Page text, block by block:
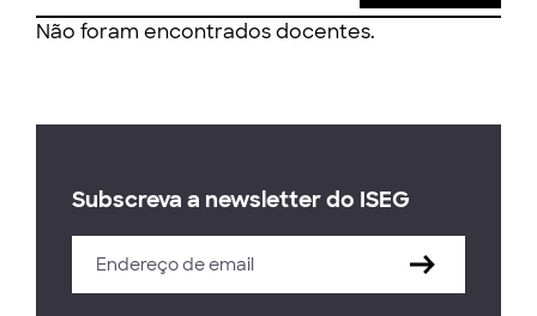
Não foram encontrados docentes.
Subscreva a newsletter do ISEG